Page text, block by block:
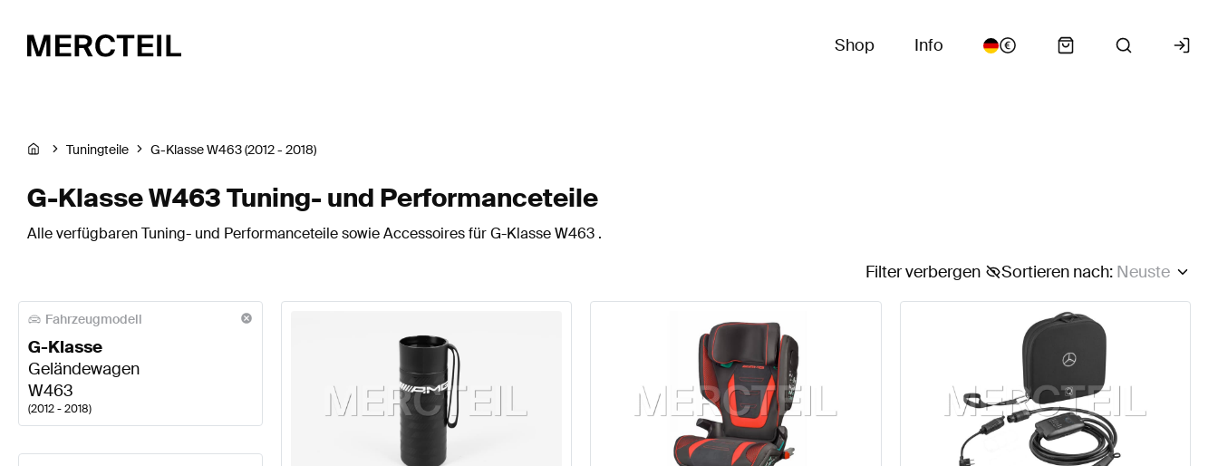
Shop Info
Tuningteile G-Klasse W463 (2012 - 2018)
G-Klasse W463 Tuning- und Performanceteile
Alle verfügbaren Tuning- und Performanceteile sowie Accessoires für G-Klasse W463 .
Sortieren nach: Neuste
Filter verbergen
Fahrzeugmodell
G-Klasse
Geländewagen
W463
(2012 - 2018)
A-Klasse Tuning- und Performanceteile A-Klasse W177 Modellpflege Tuning- und PerformanceteileA-Klasse W177 Tuning- und PerformanceteileA-Klasse W176